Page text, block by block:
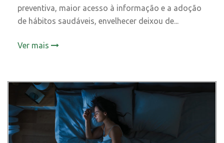
preventiva, maior acesso à informação e a adoção
de hábitos saudáveis, envelhecer deixou de...
Ver mais